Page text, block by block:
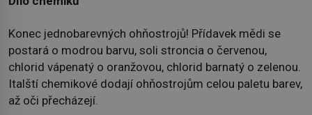
Konec jednobarevných ohňostrojů! Přídavek mědi se
postará o modrou barvu, soli stroncia o červenou,
chlorid vápenatý o oranžovou, chlorid barnatý o zelenou.
Italští chemikové dodají ohňostrojům celou paletu barev,
až oči přecházejí.